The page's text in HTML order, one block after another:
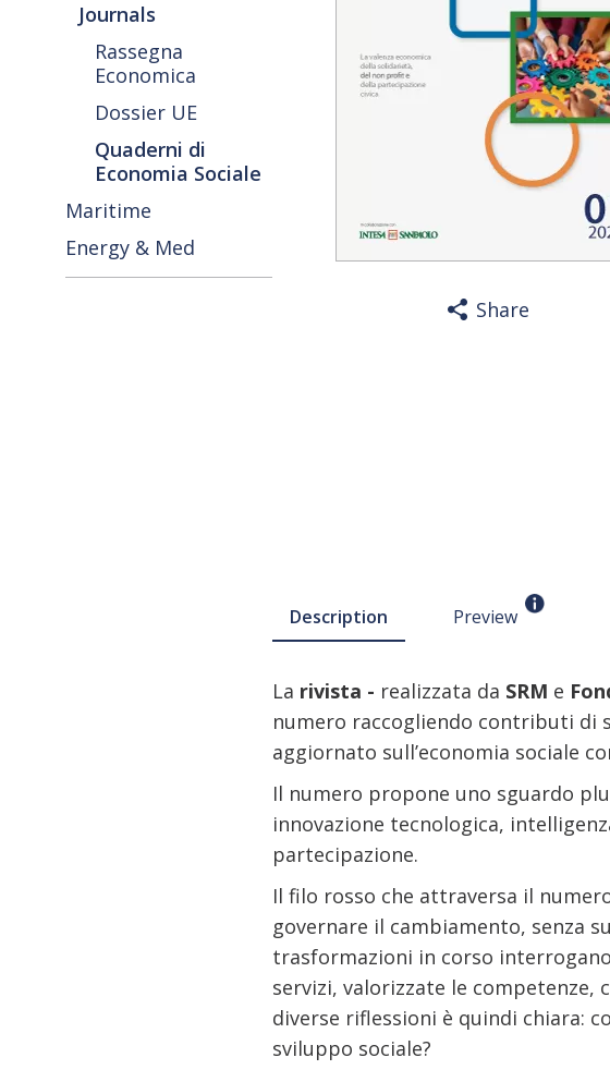
Journals
Rassegna
Economica
Dossier UE
Quaderni di
Economia Sociale
Maritime
Energy & Med
Share
Description Preview
La rivista - realizzata da SRM e
numero raccogliendo contributi di
aggiornato sull’economia sociale
Il numero propone uno sguardo
innovazione tecnologica,
partecipazione.
Il filo rosso che attraversa il
governare il cambiamento, senza
trasformazioni in corso
servizi, valorizzate le
diverse riflessioni è quindi chiara:
sviluppo sociale?